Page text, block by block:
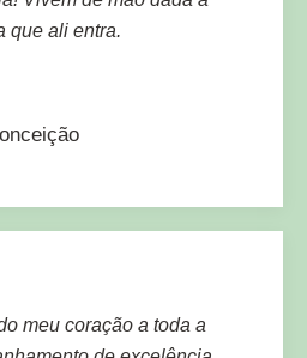
que ali entra.
meu coração a toda a